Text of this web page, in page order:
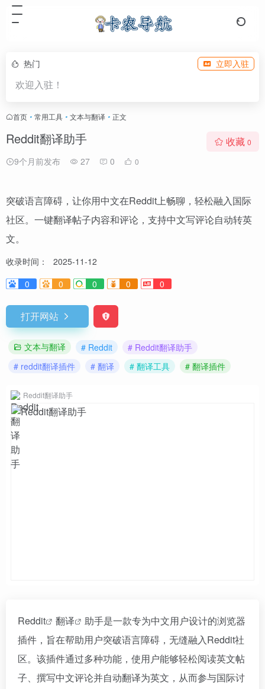
热门 立即入驻
欢迎入驻！
首页 • 常用工具 • 文本与翻译 • 正文
Reddit翻译助手
9个月前发布 27 0 0
收藏 0
突破语言障碍，让你用中文在Reddit上畅聊，轻松融入国际
社区。一键翻译帖子内容和评论，支持中文写评论自动转英
文。
收录时间：
2025-11-12
0
0 0 0 0
打开网站
文本与翻译 # Reddit
# Reddit翻译助手
# reddit翻译插件
# 翻译 # 翻译工具 # 翻译插件
Reddit翻译助手
Reddit 翻译
助手是一款专为中文用户设计的浏览器
插件，旨在帮助用户突破语言障碍，无缝融入Reddit社
区。该插件通过多种功能，使用户能够轻松阅读英文帖
子、撰写中文评论并自动翻译为英文，从而参与国际讨